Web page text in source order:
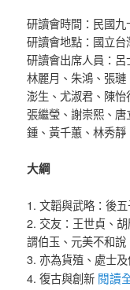
研讀會時間：民國
研讀會地點：國立
研讀會出席人員：呂
林麗月、朱鴻、張
澎生、尤淑君、陳怡
張繼瑩、謝崇熙、
鍾、黃千蕙、林秀
大綱
1. 文韜與武略：後
2. 交友：王世貞、
謂伯玉、元美不和說
3. 亦為貨殖、處士
4. 復古與創新 閱讀